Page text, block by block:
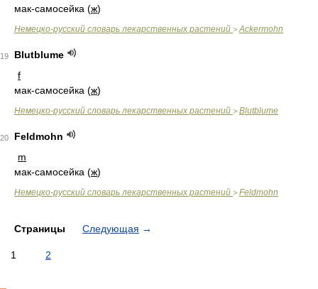
мак-самосейка (ж)
Немецко-русский словарь лекарственных растений > Ackermohn
19
Blutblume
f
мак-самосейка (ж)
Немецко-русский словарь лекарственных растений > Blutblume
20
Feldmohn
m
мак-самосейка (ж)
Немецко-русский словарь лекарственных растений > Feldmohn
Страницы Следующая →
1 2